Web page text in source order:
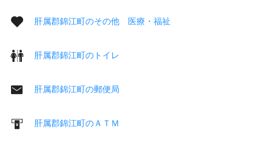
肝属郡錦江町のその他 医療・福祉
肝属郡錦江町のトイレ
肝属郡錦江町の郵便局
肝属郡錦江町のＡＴＭ